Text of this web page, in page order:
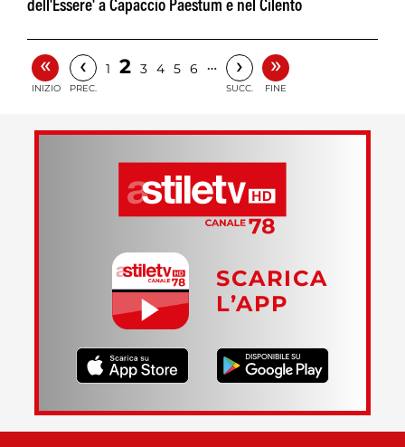
dell'Essere' a Capaccio Paestum e nel Cilento
«
INIZIO
‹
PREC.
1 2 3 4 5 6 … ›
SUCC.
»
FINE
SCARICA
L’APP